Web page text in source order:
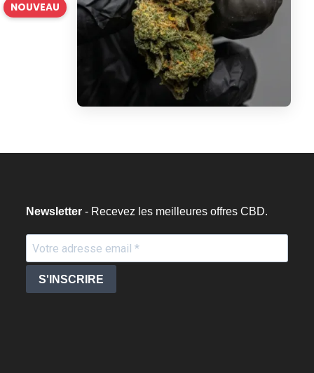
NOUVEAU
Newsletter - Recevez les meilleures offres CBD.
S'INSCRIRE